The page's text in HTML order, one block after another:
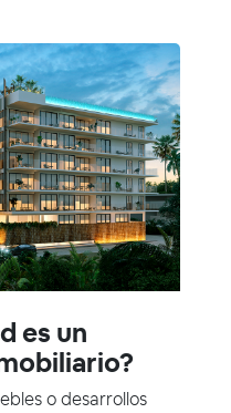
es un
o desarrollos